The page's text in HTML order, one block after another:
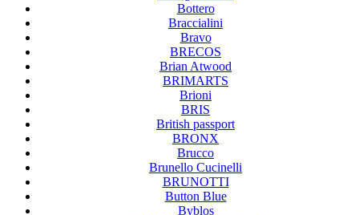
Bottero
Braccialini
Bravo
BRECOS
Brian Atwood
BRIMARTS
Brioni
BRIS
British passport
BRONX
Brucco
Brunello Cucinelli
BRUNOTTI
Button Blue
Byblos